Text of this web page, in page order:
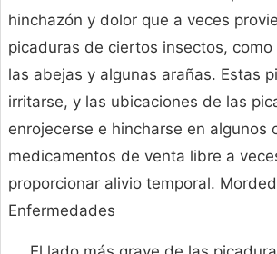
hinchazón y dolor que a veces
picaduras de ciertos insectos, como
las abejas y algunas arañas. Estas
irritarse, y las ubicaciones de las
enrojecerse e hincharse en algunos
medicamentos de venta libre a
proporcionar alivio temporal.
Enfermedades